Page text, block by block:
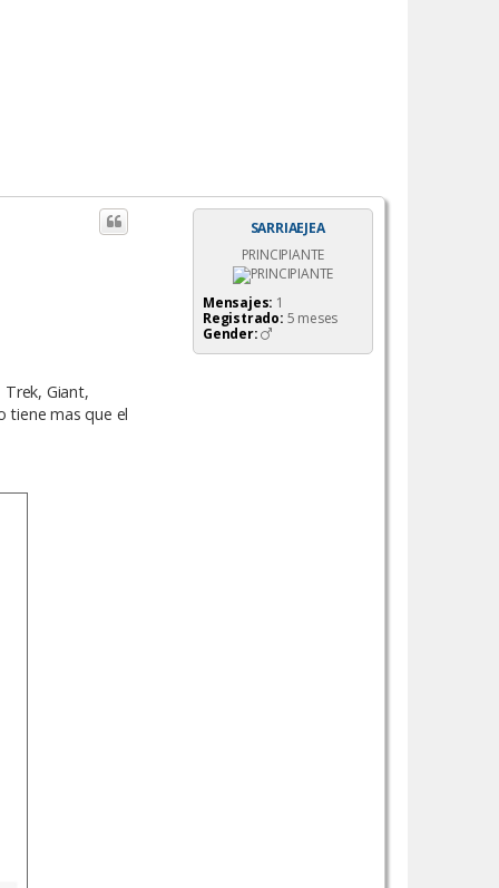
SARRIAEJEA
PRINCIPIANTE
Mensajes: 1
Registrado: 5 meses
Gender:
Giant,
tiene mas que el